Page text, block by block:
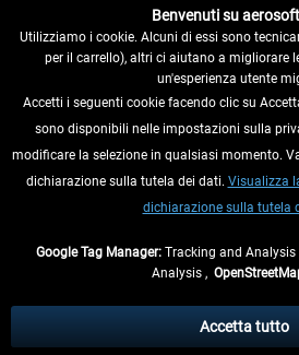
RECEDERE DAL CONTRATTO
INFORMAZIONI
eventualmente le spese di spedizione, se
** Riguarda le spedizioni al di fuori della
Benvenuti su
Utilizziamo i cookie. Alcuni di essi sono
per il carrello), altri ci aiutano a migliorare
un'esperienza utente
Accetti i seguenti cookie facendo clic su
sono disponibili nelle impostazioni sulla
modificare la selezione in qualsiasi momento.
dichiarazione sulla tutela dei dati. Visualizza
dichiarazione sulla tutela
Google Tag Manager: Tracking and Analysis
Analysis ,
Accetta tutto